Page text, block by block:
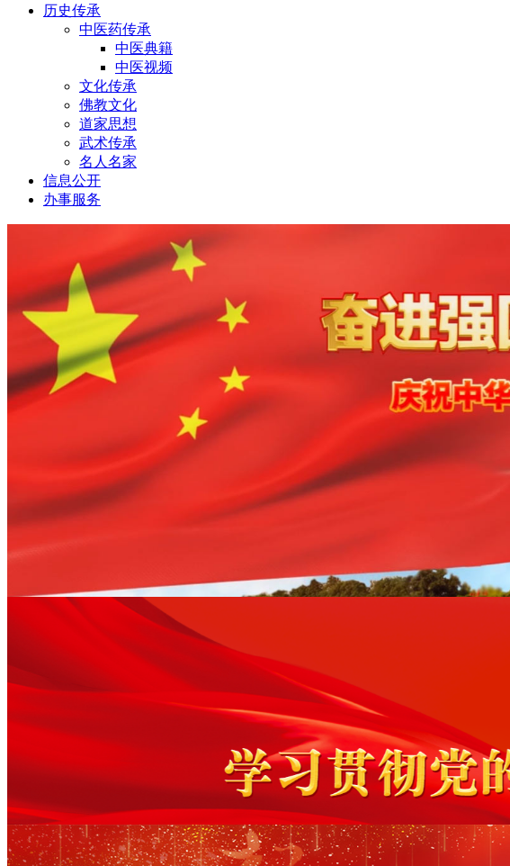
历史传承
中医药传承
中医典籍
中医视频
文化传承
佛教文化
道家思想
武术传承
名人名家
信息公开
办事服务